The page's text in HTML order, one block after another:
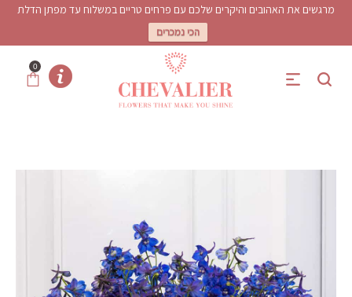
מרגשים את האהובים והיקרים שלכם עם פרחים טריים במשלוח עד מפתן הדלת
הכי נמכרים
0